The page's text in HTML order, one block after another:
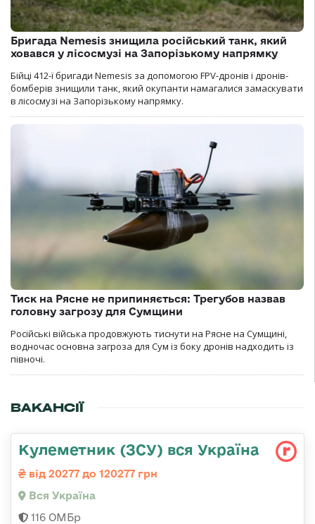
Бригада Nemesis знищила російський танк, який
ховався у лісосмузі на Запорізькому напрямку
Бійці 412-ї бригади Nemesis за допомогою FPV-дронів і дронів-
бомберів знищили танк, який окупанти намагалися замаскувати
в лісосмузі на Запорізькому напрямку.
Тиск на Рясне не припиняється: Трегубов назвав
головну загрозу для Сумщини
Російські війська продовжують тиснути на Рясне на Сумщині,
водночас основна загроза для Сум із боку дронів надходить із
півночі.
ВАКАНСІЇ
Кулеметник (ЗСУ) вся Україна
від 20277 до 120277 грн
Вся Україна
116 ОМБр